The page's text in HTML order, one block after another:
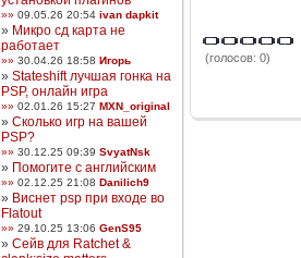
»» 09.05.26 20:54 ivan dapkit
» Микро сд карта не
работает
»» 30.04.26 18:58 Игорь
» Stateshift лучшая гонка на
PSP, онлайн игра
»» 02.01.26 15:27 MXN_original
» Сколько игр на вашей
PSP?
»» 30.12.25 09:39 SvyatNsk
» Помогите с английским
»» 02.12.25 21:08 Danilich9
» Виснет psp при входе во
Flatout
»» 29.10.25 13:06 GenS95
» Сейв для Ratchet &
(голосов: 0)